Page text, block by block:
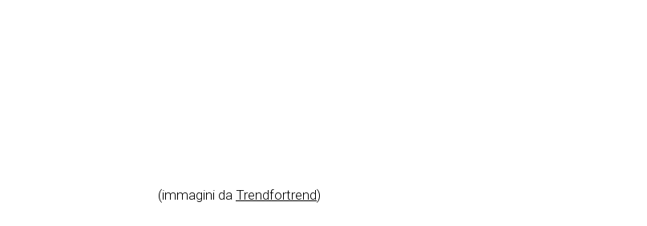
(immagini da Trendfortrend)